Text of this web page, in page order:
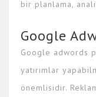
bir planlama,
Google
Google adwords
yatırımlar
önemlisidir.